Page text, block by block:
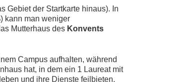
Gebiet der Startkarte hinaus). In
kann man weniger
Mutterhaus des Konvents
Campus aufhalten, während
hat, in dem ein 1 Laureat mit
und ihre Dienste feilbieten.